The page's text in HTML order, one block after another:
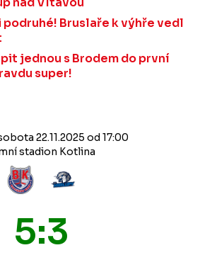
Bruslaře k výhře vedl
jednou s Brodem do první
super!
22.11.2025 od 17:00
stadion Kotlina
5:3